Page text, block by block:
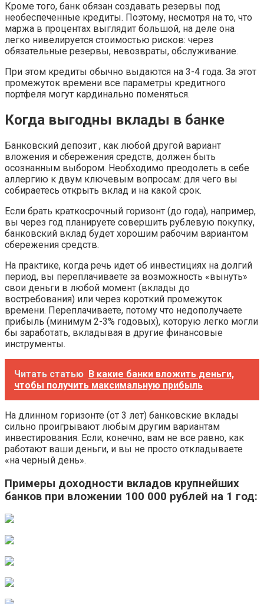
Кроме того, банк обязан создавать резервы под
необеспеченные кредиты. Поэтому, несмотря на то, что
маржа в процентах выглядит большой, на деле она
легко нивелируется стоимостью рисков: через
обязательные резервы, невозвраты, обслуживание.
При этом кредиты обычно выдаются на 3-4 года. За этот
промежуток времени все параметры кредитного
портфеля могут кардинально поменяться.
Когда выгодны вклады в банке
Банковский депозит , как любой другой вариант
вложения и сбережения средств, должен быть
осознанным выбором. Необходимо преодолеть в себе
аллергию к двум ключевым вопросам: для чего вы
собираетесь открыть вклад и на какой срок.
Если брать краткосрочный горизонт (до года), например,
вы через год планируете совершить рублевую покупку,
банковский вклад будет хорошим рабочим вариантом
сбережения средств.
На практике, когда речь идет об инвестициях на долгий
период, вы переплачиваете за возможность «вынуть»
свои деньги в любой момент (вклады до
востребования) или через короткий промежуток
времени. Переплачиваете, потому что недополучаете
прибыль (минимум 2-3% годовых), которую легко могли
бы заработать, вкладывая в другие финансовые
инструменты.
Читать статью В какие банки вложить деньги,
чтобы получить максимальную прибыль
На длинном горизонте (от 3 лет) банковские вклады
сильно проигрывают любым другим вариантам
инвестирования. Если, конечно, вам не все равно, как
работают ваши деньги, и вы не просто откладываете
«на черный день».
Примеры доходности вкладов крупнейших
банков при вложении 100 000 рублей на 1 год: